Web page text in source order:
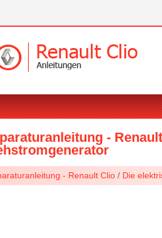
-
- Renault Clio / Die